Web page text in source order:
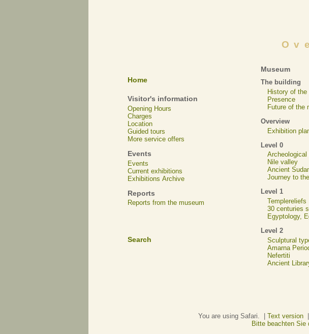
Home
Visitor's information
Opening Hours
Charges
Location
Guided tours
More service offers
Events
Events
Current exhibitions
Exhibitions Archive
Reports
Reports from the museum
Search
Museum
The building
History of the
Presence
Future of the
Overview
Exhibition
Level 0
Archeological
Nile valley
Ancient
Journey to
Level 1
Templereliefs
30 centuries
Egyptology,
Level 2
Sculptural
Amarna
Nefertiti
Ancient
You are using Safari. | Text version
Bitte beachten Sie